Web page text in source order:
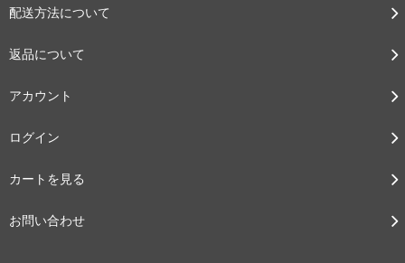
配送方法について
返品について
アカウント
ログイン
カートを見る
お問い合わせ